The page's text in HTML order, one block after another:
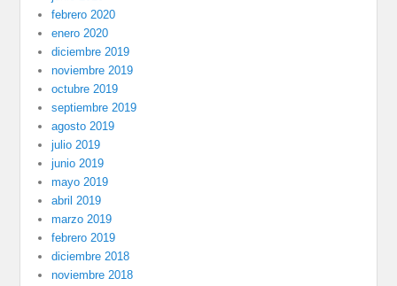
febrero 2020
enero 2020
diciembre 2019
noviembre 2019
octubre 2019
septiembre 2019
agosto 2019
julio 2019
junio 2019
mayo 2019
abril 2019
marzo 2019
febrero 2019
diciembre 2018
noviembre 2018